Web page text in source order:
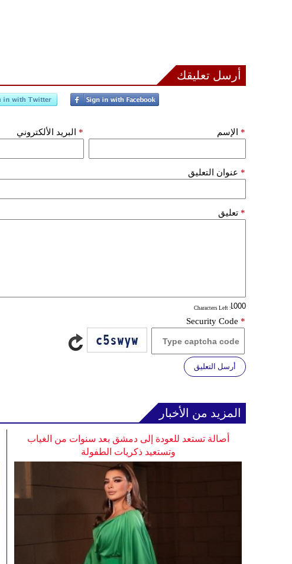
أرسل تعليقك
الإسم * البريد الألكتروني *
عنوان التعليق *
تعليق *
: Characters Left
Security Code *
أرسل التعليق
المزيد من الأخبار
أصالة تستعد للعودة إلى دمشق بعد سنوات من الغياب
وتستعيد ذكريات الطفولة